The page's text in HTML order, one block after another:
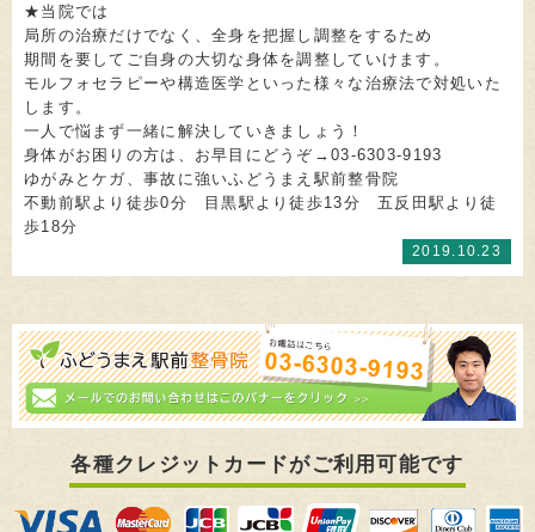
★当院では
局所の治療だけでなく、全身を把握し調整をするため
期間を要してご自身の大切な身体を調整していけます。
モルフォセラピーや構造医学といった様々な治療法で対処いた
します。
一人で悩まず一緒に解決していきましょう！
身体がお困りの方は、お早目にどうぞ→03-6303-9193
ゆがみとケガ、事故に強いふどうまえ駅前整骨院
不動前駅より徒歩0分 目黒駅より徒歩13分 五反田駅より徒
歩18分
2019.10.23
各種クレジットカードがご利用可能です